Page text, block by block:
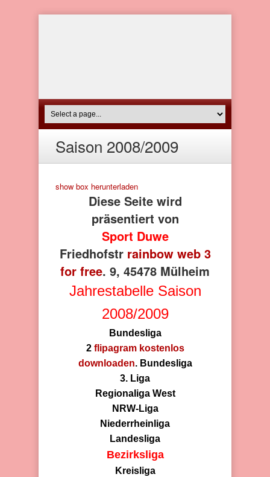
Saison 2008/2009
show box herunterladen
Diese Seite wird
präsentiert von
Sport Duwe
Friedhofstr rainbow web 3
for free. 9, 45478 Mülheim
Jahrestabelle Saison
2008/2009
Bundesliga
2 flipagram kostenlos
downloaden. Bundesliga
3. Liga
Regionaliga West
NRW-Liga
Niederrheinliga
Landesliga
Bezirksliga
Kreisliga